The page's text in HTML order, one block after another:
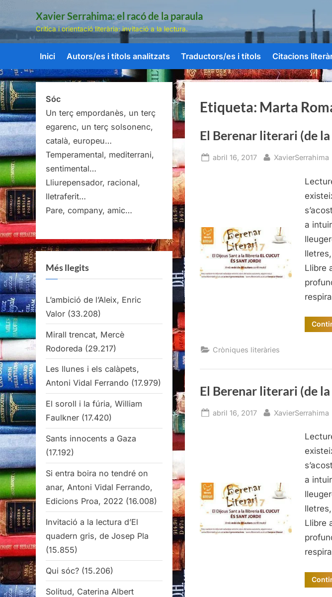
Skip
content
Xavier Serrahima: el racó de la paraula
Crítica i orientació literària: invitació a la lectura.
Inici Autors/es i títols analitzats Traductors/es i títols Citacions
Etiqueta: Marta
El Berenar literari (de
Posted
abril 16, 2017 By
XavierSerrahima
a
Llibre
Cròniques literàries
El Berenar literari (de
Posted
abril 16, 2017 By
XavierSerrahima
a
Llibre
Sóc
Un terç empordanès, un terç
egarenc, un terç solsonenc,
català, europeu…
Temperamental, mediterrani,
sentimental…
Lliurepensador, racional,
lletraferit…
Pare, company, amic…
Més llegits
L’ambició de l’Aleix, Enric
Valor (33.208)
Mirall trencat, Mercè
Rodoreda (29.217)
Les llunes i els calàpets,
Antoni Vidal Ferrando (17.979)
El soroll i la fúria, William
Faulkner (17.420)
Sants innocents a Gaza
(17.192)
Si entra boira no tendré on
anar, Antoni Vidal Ferrando,
Edicions Proa, 2022 (16.008)
Invitació a la lectura d’El
quadern gris, de Josep Pla
(15.855)
Qui sóc? (15.206)
Solitud, Caterina Albert